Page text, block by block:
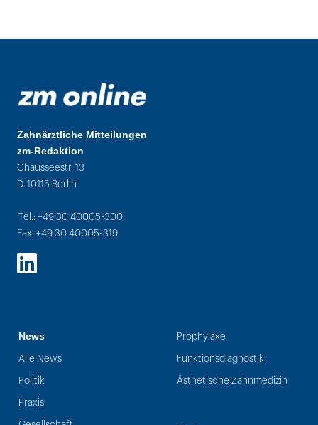
Zahnärztliche Mitteilungen
zm-Redaktion
Chausseestr. 13
D-10115 Berlin
Tel.: +49 30 40005-300
Fax: +49 30 40005-319
LinkedIn
News
Alle News
Politik
Praxis
Prophylaxe
Funktionsdiagnostik
Ästhetische Zahnmedizin